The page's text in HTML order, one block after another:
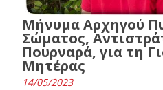
Μήνυμα Αρχηγού
Σώματος,
Πουρναρά, για τη
Μητέρας
14/05/2023